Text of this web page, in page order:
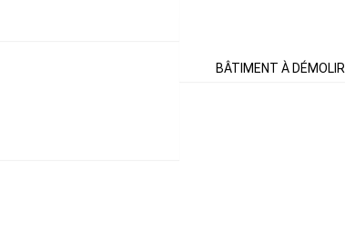
BÂTIMENT À DÉMOLIR